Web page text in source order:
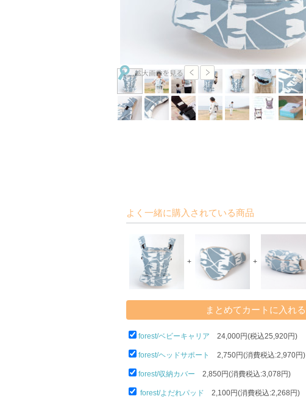
よく一緒に購入されている商品
+ +
forest/ベビーキャリア 24,000円(税込25,920円)
forest/ヘッドサポート 2,750円(消費税込:2,970円)
forest/収納カバー 2,850円(消費税込:3,078円)
forest/よだれパッド 2,100円(消費税込:2,268円)